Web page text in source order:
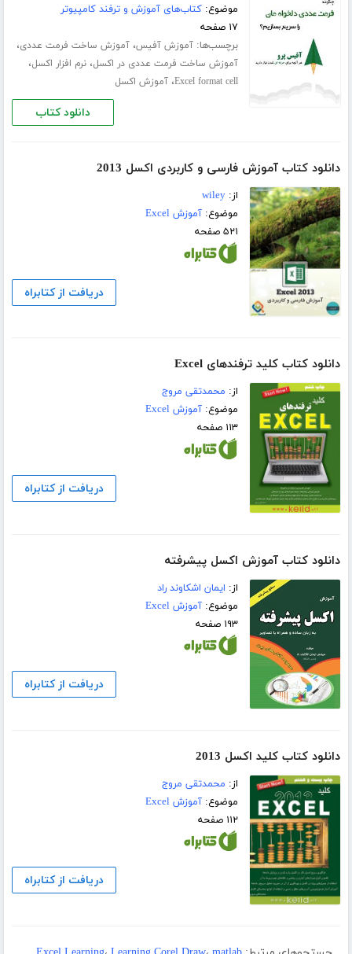
موضوع:کتاب‌های آموزش و ترفند کامپیوتر
۱۷ صفحه
برچسب‌ها:آموزش آفیس،آموزش ساخت فرمت عددی،
آموزش ساخت فرمت عددی در اکسل،نرم افزار اکسل،
Excel format cell،آموزش اکسل
دانلود کتاب
دانلود کتاب آموزش فارسی و کاربردی اکسل 2013
از:wiley
موضوع:آموزش Excel
۵۲۱ صفحه
دریافت از کتابراه
دانلود کتاب کلید ترفندهای Excel
از: محمدتقی مروج
موضوع:آموزش Excel
۱۱۳ صفحه
دریافت از کتابراه
دانلود کتاب آموزش اکسل پیشرفته
از: ایمان اشکاوند راد
موضوع:آموزش Excel
۱۹۳ صفحه
دریافت از کتابراه
دانلود کتاب کلید اکسل 2013
از: محمدتقی مروج
موضوع:آموزش Excel
۱۱۲ صفحه
دریافت از کتابراه